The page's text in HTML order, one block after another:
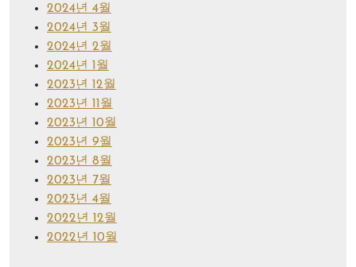
2024년 4월
2024년 3월
2024년 2월
2024년 1월
2023년 12월
2023년 11월
2023년 10월
2023년 9월
2023년 8월
2023년 7월
2023년 4월
2022년 12월
2022년 10월